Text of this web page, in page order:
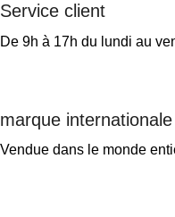
Service client
De 9h à 17h du lundi au
marque internationale
Vendue dans le monde